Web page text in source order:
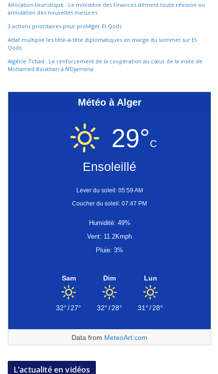
Allocation touristique : Le ministère des Finances dément toute révision ou
annulation des nouvelles mesures
3 actions prioritaires pour protéger El-Qods
Attaf multiplie les tête-à-tête diplomatiques en marge du sommet sur El-
Qods
Algérie-Tchad : Le renforcement de la coopération au cœur de la visite de
Mohamed Boukhari à N’Djamena
Météo à Alger
29°C
Ensoleillé
Lever du soleil: 05:59 AM
Coucher du soleil: 07:47 PM
Humidité: 49%
Vent: 11.2Kmph
Pluie: 3%
Sam
32°/27°
Dim
32°/28°
Lun
31°/28°
Data from MeteoArt.com
L’actualité en vidéos